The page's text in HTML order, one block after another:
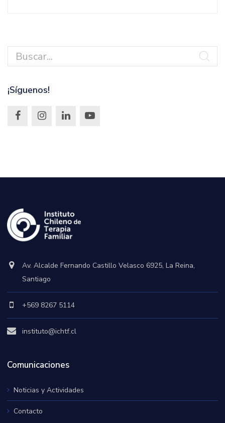
¡Síguenos!
Av. Alcalde Fernando Castillo Velasco 6925, La Reina,
Santiago
+569 8267 5114
instituto@ichtf.cl
Comunicaciones
Noticias y Actividades
Contacto